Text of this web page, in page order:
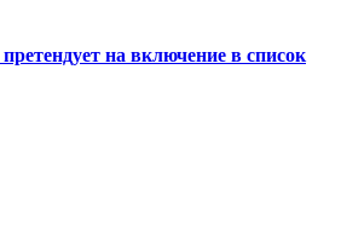
на включение в список